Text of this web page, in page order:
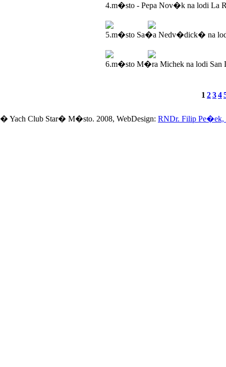
4.m�sto - Pepa Nov�k na lodi La
5.m�sto Sa�a Nedv�dick� na
6.m�sto M�ra Michek na lodi San
1 234
� Yach Club Star� M�sto. 2008, WebDesign: RNDr. Filip Pe�ek,